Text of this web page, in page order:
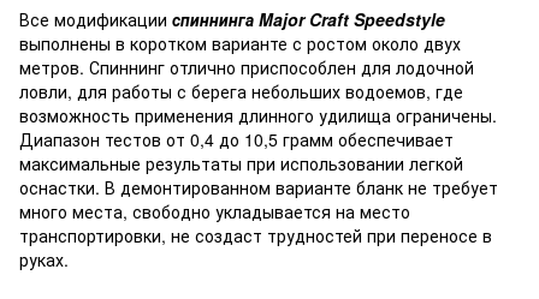
Все модификации спиннинга Major Craft Speedstyle
выполнены в коротком варианте с ростом около двух
метров. Спиннинг отлично приспособлен для лодочной
ловли, для работы с берега небольших водоемов, где
возможность применения длинного удилища ограничены.
Диапазон тестов от 0,4 до 10,5 грамм обеспечивает
максимальные результаты при использовании легкой
оснастки. В демонтированном варианте бланк не требует
много места, свободно укладывается на место
транспортировки, не создаст трудностей при переносе в
руках.